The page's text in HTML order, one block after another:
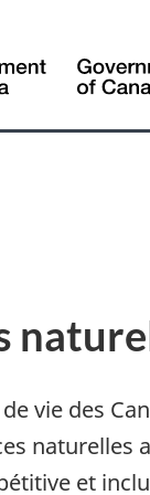
vie des
naturelles
et